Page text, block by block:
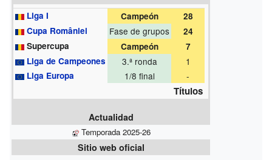
Liga I Campeón
28
Cupa României
Fase de grupos
24
Supercupa
Campeón
7
Liga de Campeones
3.ª ronda 1
Liga Europa 1/8 final -
Títulos
Actualidad
Temporada 2025-26
Sitio web oficial